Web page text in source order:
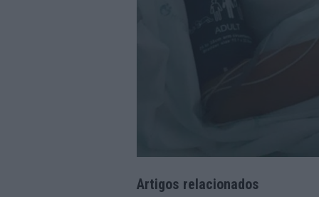
Artigos relacionados